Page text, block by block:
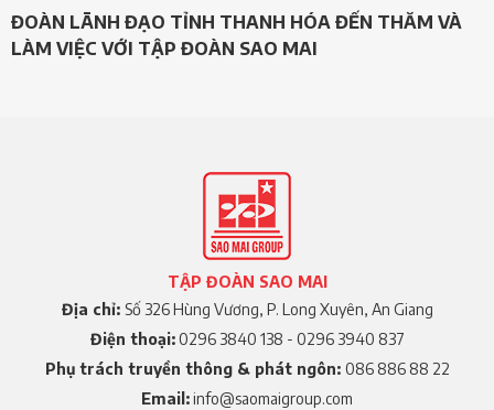
ĐOÀN LÃNH ĐẠO TỈNH THANH HÓA ĐẾN THĂM VÀ
LÀM VIỆC VỚI TẬP ĐOÀN SAO MAI
TẬP ĐOÀN SAO MAI
Địa chỉ: Số 326 Hùng Vương, P. Long Xuyên, An Giang
Điện thoại:0296 3840 138 - 0296 3940 837
Phụ trách truyền thông & phát ngôn: 086 886 88 22
Email:info@saomaigroup.com